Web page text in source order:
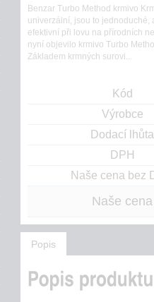
Benzar Turbo Method krmivo
univerzální, jsou to jednoduché,
efektivní při lovu na přírodních
nyní objevilo krmivo Turbo
Základem krmných surovi...
Kód
Výrobce
Dodací lhůta
DPH
Naše cena bez
Naše cena
Popis